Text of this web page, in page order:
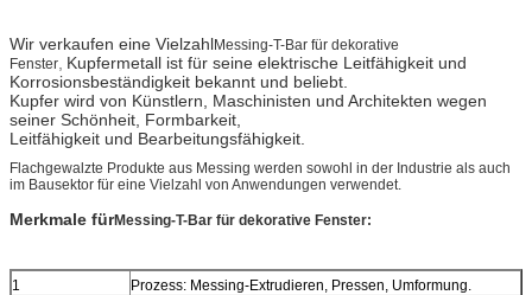
Wir verkaufen eine VielzahlMessing-T-Bar für dekorative
Fenster Kupfermetall ist für seine elektrische Leitfähigkeit und
Korrosionsbeständigkeit bekannt und beliebt.
Kupfer wird von Künstlern, Maschinisten und Architekten wegen
seiner Schönheit, Formbarkeit,
Leitfähigkeit und Bearbeitungsfähigkeit.
Flachgewalzte Produkte aus Messing werden sowohl in der Industrie als auch
im Bausektor für eine Vielzahl von Anwendungen verwendet.
Merkmale fürMessing-T-Bar für dekorative Fenster:
1
Prozess: Messing-Extrudieren, Pressen, Umformung.